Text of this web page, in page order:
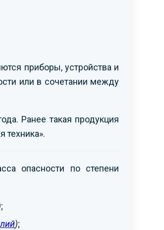
приборы, устройства и
или в сочетании между
Ранее такая продукция
техника».
опасности по степени
;
);